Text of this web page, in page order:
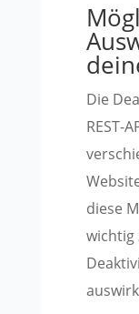
Die
REST-
diese
wichtig